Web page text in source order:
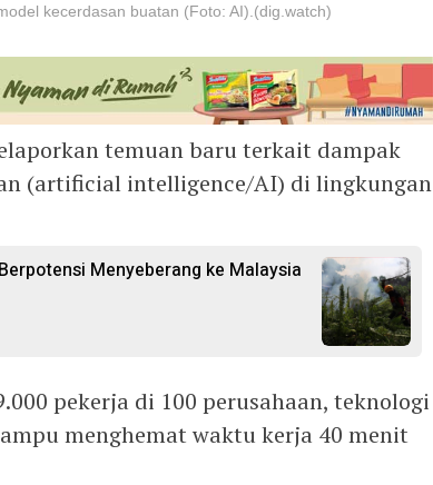
kecerdasan buatan (Foto: AI).(dig.watch)
temuan baru terkait dampak
(artificial intelligence/AI) di lingkungan
Menyeberang ke Malaysia
pekerja di 100 perusahaan, teknologi
menghemat waktu kerja 40 menit